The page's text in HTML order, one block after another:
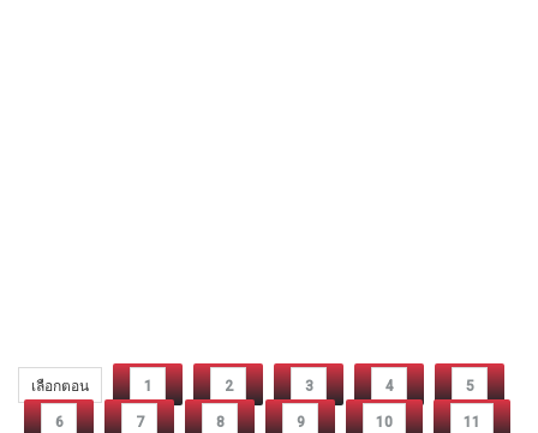
เลือกตอน 1 2 3 4 5
6 7 8 9 10 11